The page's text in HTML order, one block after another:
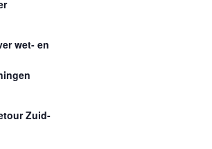
wet- en
Zuid-